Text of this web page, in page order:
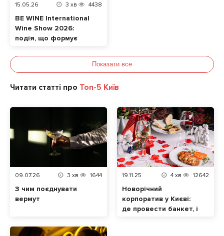
15.05.26 3 хв 4438
BE WINE International
Wine Show 2026:
подія, що формує
культуру в Україні
Показати все
Читати статті про Топ-5 Київ
09.07.26 3 хв 1644
З чим поєднувати
вермут
19.11.25 4 хв 12642
Новорічний
корпоратив у Києві:
де провести банкет, і